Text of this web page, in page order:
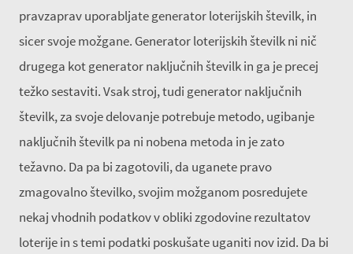
pravzaprav uporabljate generator loterijskih številk, in
sicer svoje možgane. Generator loterijskih številk ni nič
drugega kot generator naključnih številk in ga je precej
težko sestaviti. Vsak stroj, tudi generator naključnih
številk, za svoje delovanje potrebuje metodo, ugibanje
naključnih številk pa ni nobena metoda in je zato
težavno. Da pa bi zagotovili, da uganete pravo
zmagovalno številko, svojim možganom posredujete
nekaj vhodnih podatkov v obliki zgodovine rezultatov
loterije in s temi podatki poskušate uganiti nov izid. Da bi